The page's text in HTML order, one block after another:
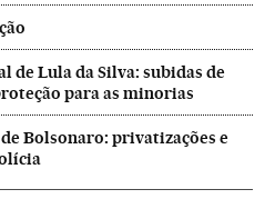
de Lula da Silva: subidas de
para as minorias
Bolsonaro: privatizações e